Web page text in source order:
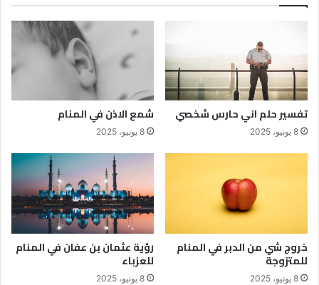
تفسير حلم اني حارس شخصي
8 يونيو، 2025
شمع الاذن في المنام
8 يونيو، 2025
خروج شي من الدبر في المنام
للمتزوجة
8 يونيو، 2025
رؤية عثمان بن عفان في المنام
للعزباء
8 يونيو، 2025